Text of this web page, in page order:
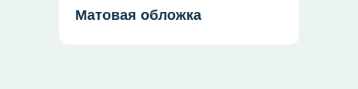
Матовая обложка